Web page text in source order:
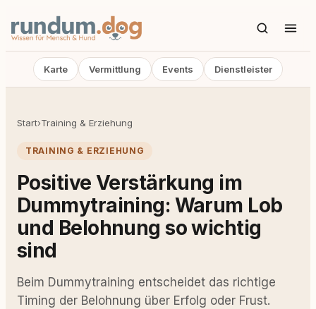
Karte Vermittlung Events Dienstleister
Start›Training & Erziehung
TRAINING & ERZIEHUNG
Positive Verstärkung im
Dummytraining: Warum Lob
und Belohnung so wichtig
sind
Beim Dummytraining entscheidet das richtige
Timing der Belohnung über Erfolg oder Frust.